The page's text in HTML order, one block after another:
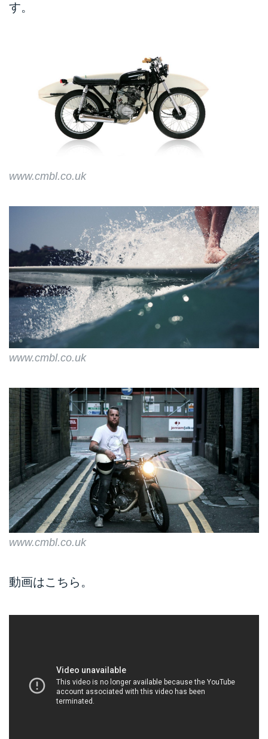
す。
www.cmbl.co.uk
www.cmbl.co.uk
www.cmbl.co.uk
動画はこちら。